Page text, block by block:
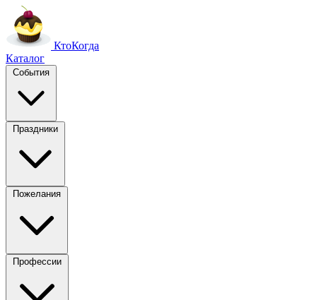
КтоКогда
Каталог
События
Праздники
Пожелания
Профессии